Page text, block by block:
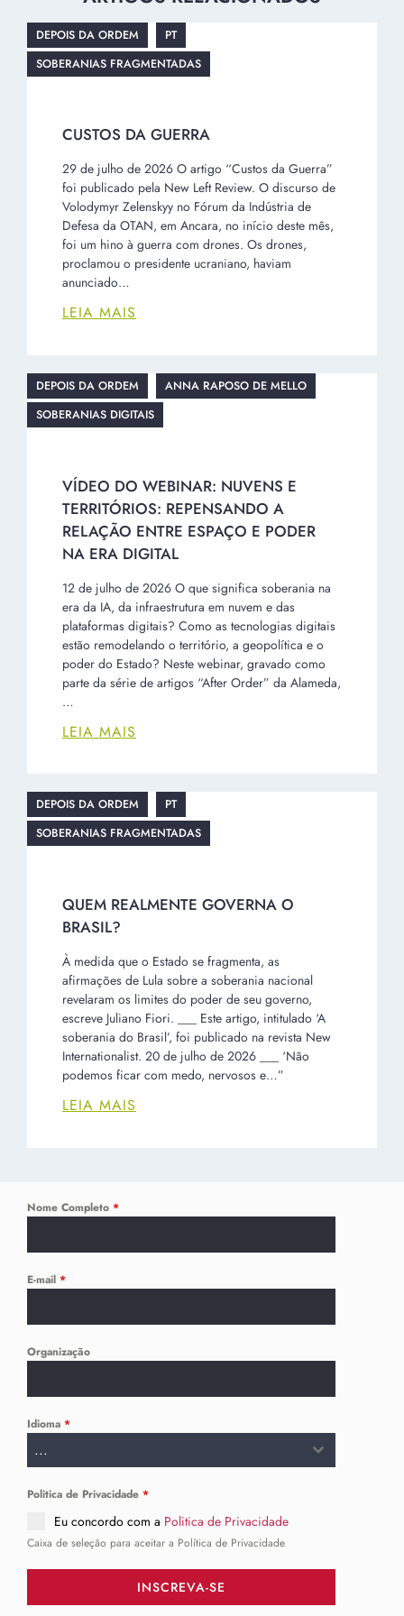
DEPOIS DA ORDEM
PT
SOBERANIAS FRAGMENTADAS
CUSTOS DA GUERRA
29 de julho de 2026 O artigo “Custos da Guerra”
foi publicado pela New Left Review. O discurso de
Volodymyr Zelenskyy no Fórum da Indústria de
Defesa da OTAN, em Ancara, no início deste mês,
foi um hino à guerra com drones. Os drones,
proclamou o presidente ucraniano, haviam
anunciado…
LEIA MAIS
DEPOIS DA ORDEM
ANNA RAPOSO DE MELLO
SOBERANIAS DIGITAIS
VÍDEO DO WEBINAR: NUVENS E
TERRITÓRIOS: REPENSANDO A
RELAÇÃO ENTRE ESPAÇO E PODER
NA ERA DIGITAL
12 de julho de 2026 O que significa soberania na
era da IA, da infraestrutura em nuvem e das
plataformas digitais? Como as tecnologias digitais
estão remodelando o território, a geopolítica e o
poder do Estado? Neste webinar, gravado como
parte da série de artigos “After Order” da Alameda,
…
LEIA MAIS
DEPOIS DA ORDEM
PT
SOBERANIAS FRAGMENTADAS
QUEM REALMENTE GOVERNA O
BRASIL?
À medida que o Estado se fragmenta, as
afirmações de Lula sobre a soberania nacional
revelaram os limites do poder de seu governo,
escreve Juliano Fiori. ___ Este artigo, intitulado ‘A
soberania do Brasil’, foi publicado na revista New
Internationalist. 20 de julho de 2026 ___ ‘Não
podemos ficar com medo, nervosos e…”
LEIA MAIS
Nome Completo *
E-mail *
Organização
Idioma *
...
Politica de Privacidade *
Eu concordo com a Politica de Privacidade
Caixa de seleção para aceitar a Política de Privacidade
INSCREVA-SE